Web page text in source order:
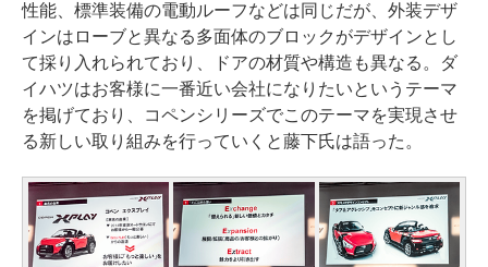
性能、標準装備の電動ルーフなどは同じだが、外装デザ
インはローブと異なる多面体のブロックがデザインとし
て採り入れられており、ドアの材質や構造も異なる。ダ
イハツはお客様に一番近い会社になりたいというテーマ
を掲げており、コペンシリーズでこのテーマを実現させ
る新しい取り組みを行っていくと藤下氏は語った。